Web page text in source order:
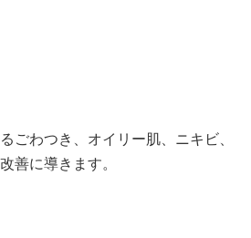
ごわつき、オイリー肌、ニキビ、
善に導きます。